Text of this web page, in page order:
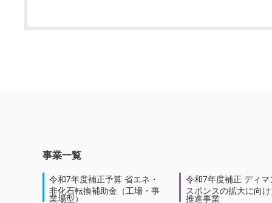
事業一覧
令和7年度補正予算 省エネ・
非化石転換補助金（工場・事
業場型）
令和7年度補正 ディマ
スポンスの拡大に向
推進事業